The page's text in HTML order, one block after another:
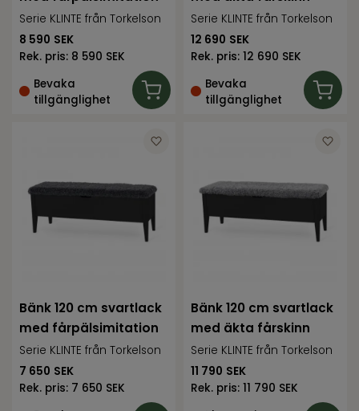
Serie KLINTE från Torkelson
8 590 SEK
Rek. pris: 8 590 SEK
Bevaka
tillgänglighet
Serie KLINTE från Torkelson
12 690 SEK
Rek. pris: 12 690 SEK
Bevaka
tillgänglighet
Bänk 120 cm svartlack
med fårpälsimitation
Serie KLINTE från Torkelson
7 650 SEK
Rek. pris: 7 650 SEK
Bänk 120 cm svartlack
med äkta fårskinn
Serie KLINTE från Torkelson
11 790 SEK
Rek. pris: 11 790 SEK